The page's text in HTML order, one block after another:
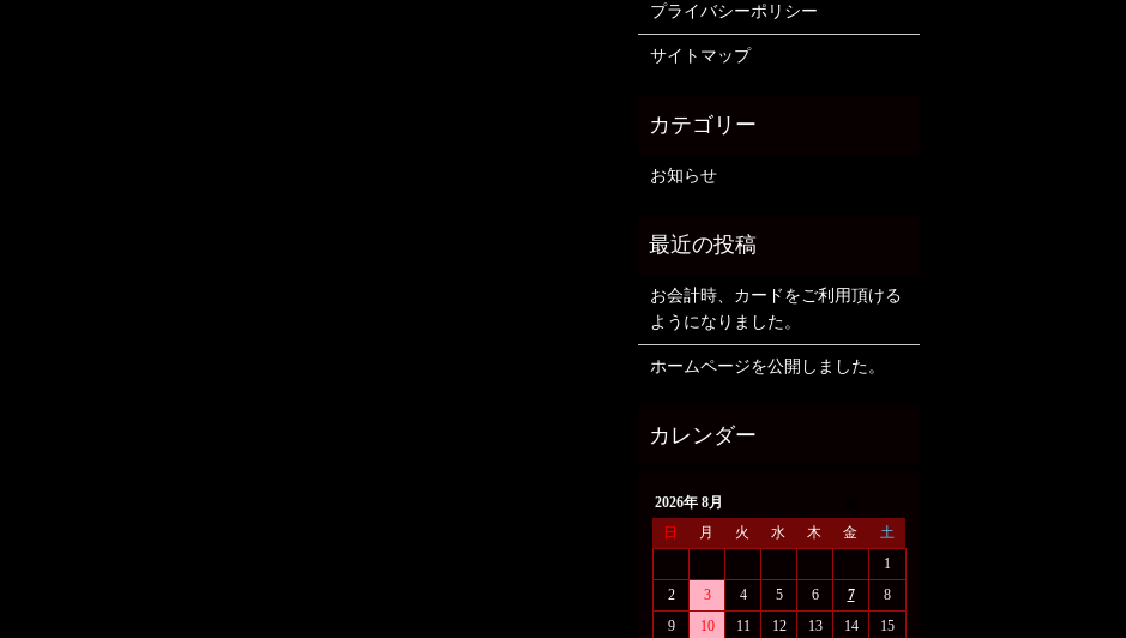
プライバシーポリシー
サイトマップ
お知らせ
お会計時、カードをご利用頂ける
ようになりました。
ホームページを公開しました。
2026年 8月
日
月 火 水 木 金
土
1
2
3 4 5 6 7
8
9
10 11 12 13 14 15